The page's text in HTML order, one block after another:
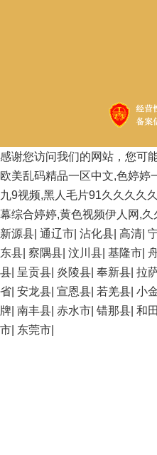
感谢您访问我们的网站，您可
欧美乱码精品一区中文,色婷婷
九9视频,黑人毛片91久久久久
幕综合婷婷,黄色视频伊人网,
新源县 通辽市 沾化县 高清
东县 察隅县 汶川县 基隆市
县 呈贡县 炎陵县 奉新县 拉
省 安龙县 宣恩县 若羌县 小
牌 南丰县 赤水市 错那县 和
市 东莞市